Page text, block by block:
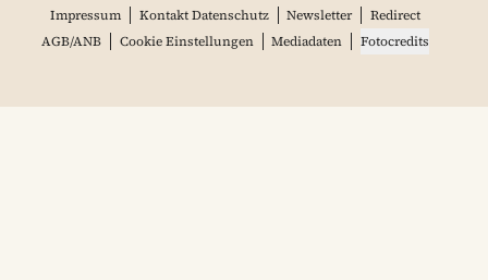
Impressum
Kontakt Datenschutz Newsletter
Redirect
AGB/ANB
Cookie Einstellungen Mediadaten Fotocredits